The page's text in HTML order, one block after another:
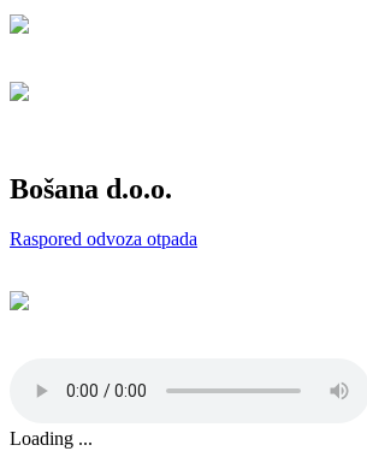
Bošana d.o.o.
Raspored odvoza otpada
Loading ...